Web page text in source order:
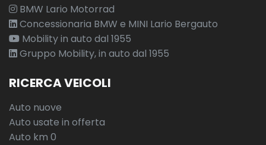
BMW Lario Motorrad
Concessionaria BMW e MINI Lario Bergauto
Mobility in auto dal 1955
Gruppo Mobility, in auto dal 1955
RICERCA VEICOLI
Auto nuove
Auto usate in offerta
Auto km 0